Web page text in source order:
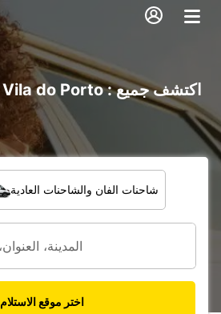
شاحنات الفان والشاحنات العادية
اختر موقع الاستلام